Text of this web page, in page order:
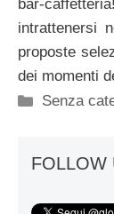
bar-
intrattenersi
proposte
dei momenti
Categorie
Senza
FOLLOW